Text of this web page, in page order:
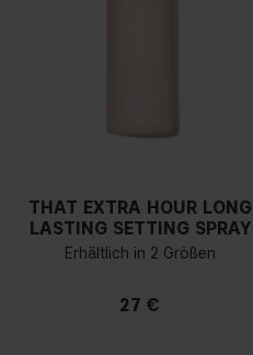
THAT EXTRA HOUR LONG
LASTING SETTING SPRAY
Erhältlich in 2 Größen
27 €